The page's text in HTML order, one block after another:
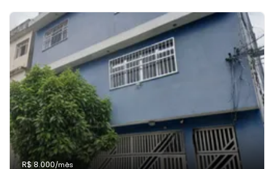
R$ 8.000/mês